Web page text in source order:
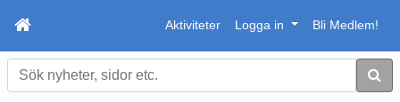
Aktiviteter Logga in Bli Medlem!
Sök